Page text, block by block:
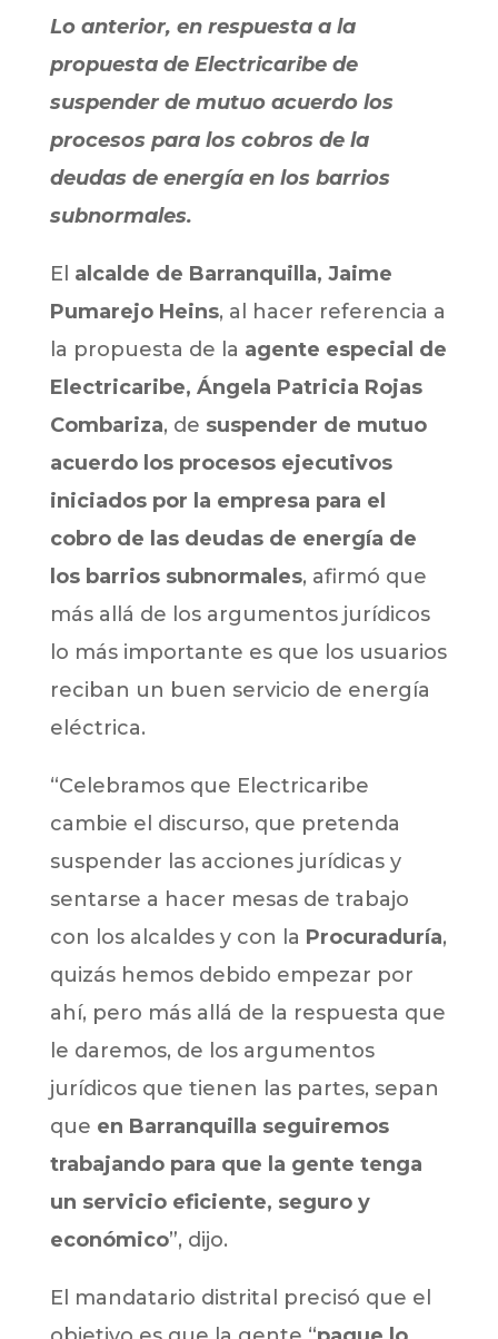
Lo anterior, en respuesta a la
propuesta de Electricaribe de
suspender de mutuo acuerdo los
procesos para los cobros de la
deudas de energía en los barrios
subnormales.
El alcalde de Barranquilla, Jaime
Pumarejo Heins, al hacer referencia a
la propuesta de la agente especial de
Electricaribe, Ángela Patricia Rojas
Combariza, de suspender de mutuo
acuerdo los procesos ejecutivos
iniciados por la empresa para el
cobro de las deudas de energía de
los barrios subnormales, afirmó que
más allá de los argumentos jurídicos
lo más importante es que los usuarios
reciban un buen servicio de energía
eléctrica.
“Celebramos que Electricaribe
cambie el discurso, que pretenda
suspender las acciones jurídicas y
sentarse a hacer mesas de trabajo
con los alcaldes y con la Procuraduría,
quizás hemos debido empezar por
ahí, pero más allá de la respuesta que
le daremos, de los argumentos
jurídicos que tienen las partes, sepan
que en Barranquilla seguiremos
trabajando para que la gente tenga
un servicio eficiente, seguro y
económico”, dijo.
El mandatario distrital precisó que el